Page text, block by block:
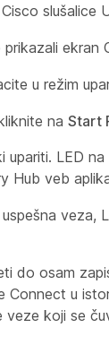
slušalice
ekran
u režim
na Start
upariti. LED
Hub veb
veza,
do osam
Connect u
koji se